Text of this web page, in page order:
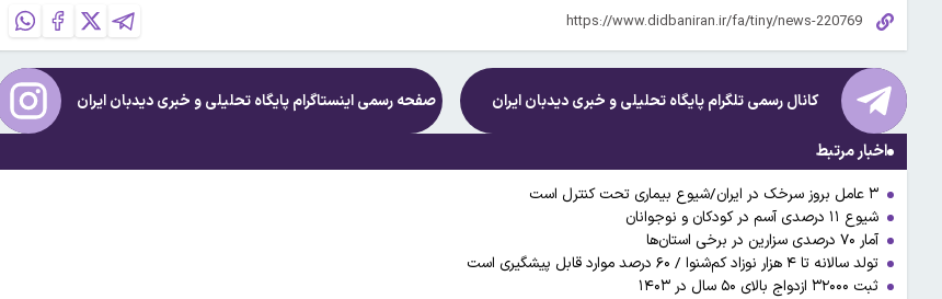
کانال رسمی تلگرام پایگاه تحلیلی و خبریدیدبان ایران صفحه رسمی اینستاگرام پایگاه تحلیلی و خبریدیدبان ایران
اخبار مرتبط
۳ عامل بروز سرخک در ایران/شیوع بیماری تحت کنترل است
شیوع ۱۱ درصدی آسم در کودکان و نوجوانان
آمار ۷۰ درصدی سزارین در برخی استان‌ها
تولد سالانه تا ۴ هزار نوزاد کم‌شنوا / ۶۰ درصد موارد قابل پیشگیری است
ثبت ۳۲۰۰۰ ازدواج بالای ۵۰ سال در ۱۴۰۳